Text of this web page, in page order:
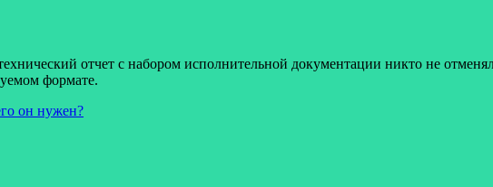
отчет с набором исполнительной документации никто не
формате.
он нужен?